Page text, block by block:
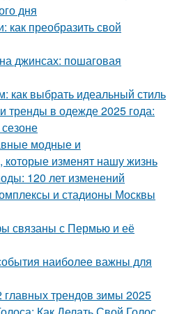
дня
преобразить свой
джинсах: пошаговая
как выбрать идеальный стиль
тренды в одежде 2025 года:
модные и
которые изменят нашу жизнь
120 лет изменений
и стадионы Москвы
связаны с Пермью и её
наиболее важны для
главных трендов зимы 2025